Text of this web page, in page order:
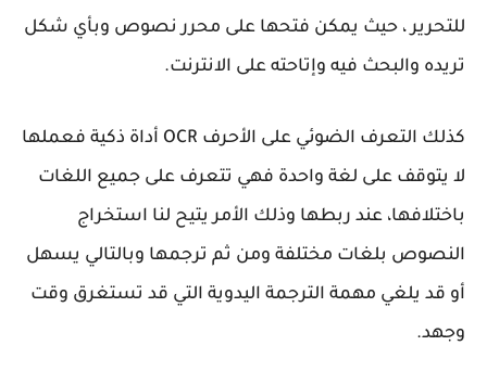
للتحرير ، حيث يمكن فتحها على محرر نصوص وبأي شكل
تريده والبحث فيه وإتاحته على الانترنت.
كذلك التعرف الضوئي على الأحرف OCR أداة ذكية فعملها
لا يتوقف على لغة واحدة فهي تتعرف على جميع اللغات
باختلافها، عند ربطها وذلك الأمر يتيح لنا استخراج
النصوص بلغات مختلفة ومن ثم ترجمها وبالتالي يسهل
أو قد يلغي مهمة الترجمة اليدوية التي قد تستغرق وقت
وجهد.